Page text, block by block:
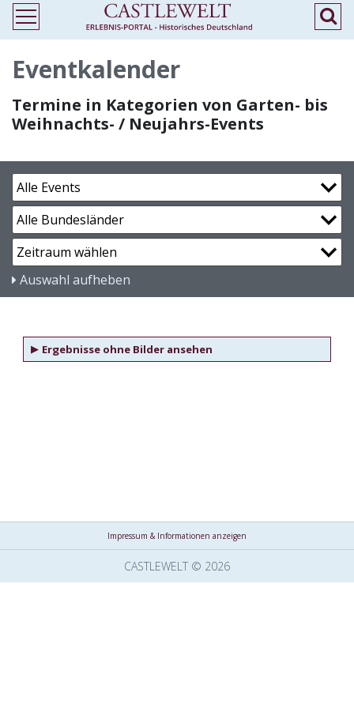
Eventkalender
Termine in Kategorien von Garten- bis
Weihnachts- / Neujahrs-Events
Auswahl aufheben
▶ Ergebnisse ohne Bilder ansehen
Impressum & Informationen anzeigen
CASTLEWELT © 2026